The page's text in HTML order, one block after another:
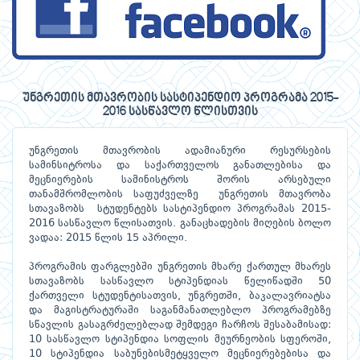
უნგრეთის მთავრობის სასტიპენდიო პროგრამა 2015-
2016 სასწავლო წლისთვის
უნგრეთის მთავრობის ადამიანური რესურსების
სამინსიტროსა და საქართველოს განათლებისა და
მეცნიერების სამინისტროს შორის არსებული
თანამშრომლობის საფუძველზე უნგრეთის მთავრობა
სთავაზობს სტუდენტებს სასტიპენდიო პროგრამას 2015-
2016 სასწავლო წლისათვის. განაცხადების მიღების ბოლო
ვადაა: 2015 წლის 15 აპრილი.
პროგრამის ფარგლებში უნგრეთის მხარე ქართულ მხარეს
სთავაზობს სასწავლო სტიპენდიას წელიწადში 50
ქართველი სტუდენტისათვის, უნგრეთში, ბაკალავრიატსა
და მაგისტრატურაში საგანმანათლებლო პროგრამებზე
სწავლის გასაგრძელებლად შემდეგი ჩარჩოს შესაბამისად:
10 სასწავლო სტიპენდია სოფლის მეურნეობის სფეროში,
10 სტიპენდია საბუნებისმეტყველო მეცნიერებებისა და